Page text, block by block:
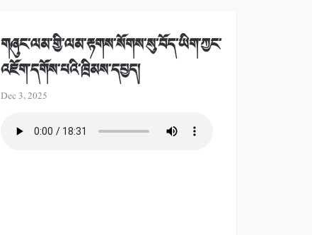
གཞུང་ལམ་གྱི་ལམ་རྟགས་སོགས་སུ་བོད་ཡིག་ཀྱང་
འཇོག་དགོས་པའི་ཁྲིམས་དཔྱད།
Dec 3, 2025